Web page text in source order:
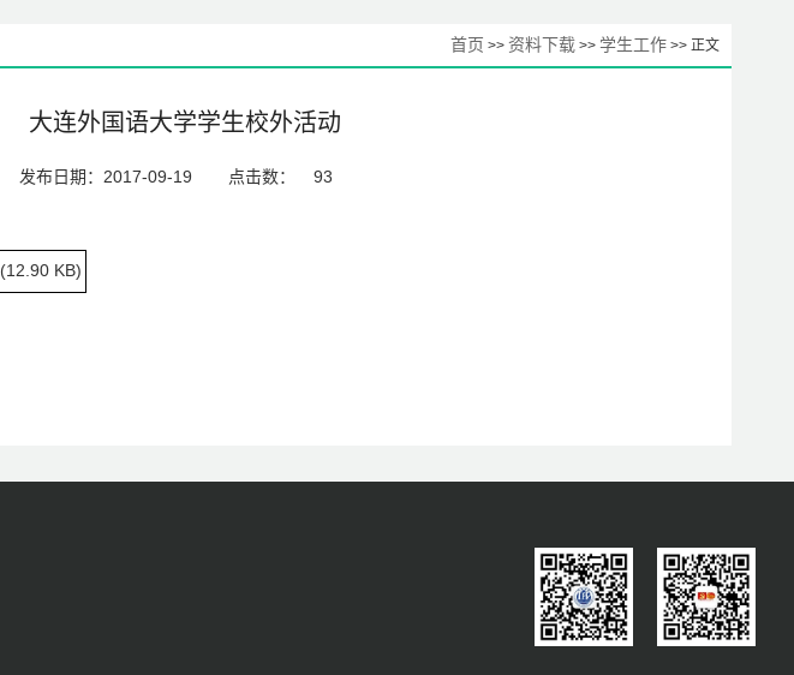
访企拓岗促就业 调研合作共育人-我院…
我院赴西安外国语大学俄语学院进行专…
《俄罗斯经济》国际化课程顺利结课
首页 >> 资料下载 >> 学生工作 >> 正文
大连外国语大学学生校外活动
发布日期：2017-09-19 点击数： 93
(12.90 KB)